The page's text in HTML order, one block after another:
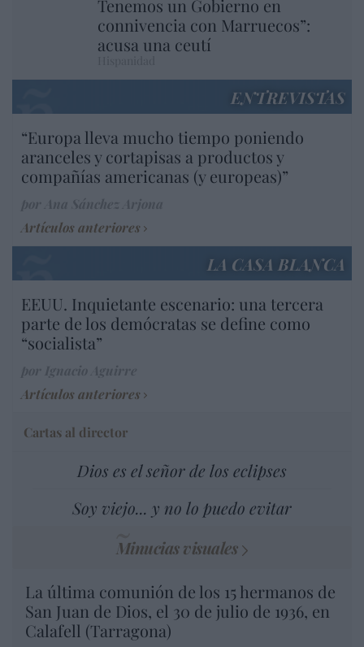
Tenemos un Gobierno en
connivencia con Marruecos”:
acusa una ceutí
ENTREVISTAS
“Europa lleva mucho tiempo poniendo
aranceles y cortapisas a productos y
compañías americanas (y europeas)”
Artículos anteriores
LA CASA BLANCA
EEUU. Inquietante escenario: una tercera
parte de los demócratas se define como
“socialista”
Artículos anteriores
Cartas al director
Dios es el señor de los eclipses
Soy viejo... y no lo puedo evitar
Minucias visuales
La última comunión de los 15 hermanos de
San Juan de Dios, el 30 de julio de 1936, en
Calafell (Tarragona)